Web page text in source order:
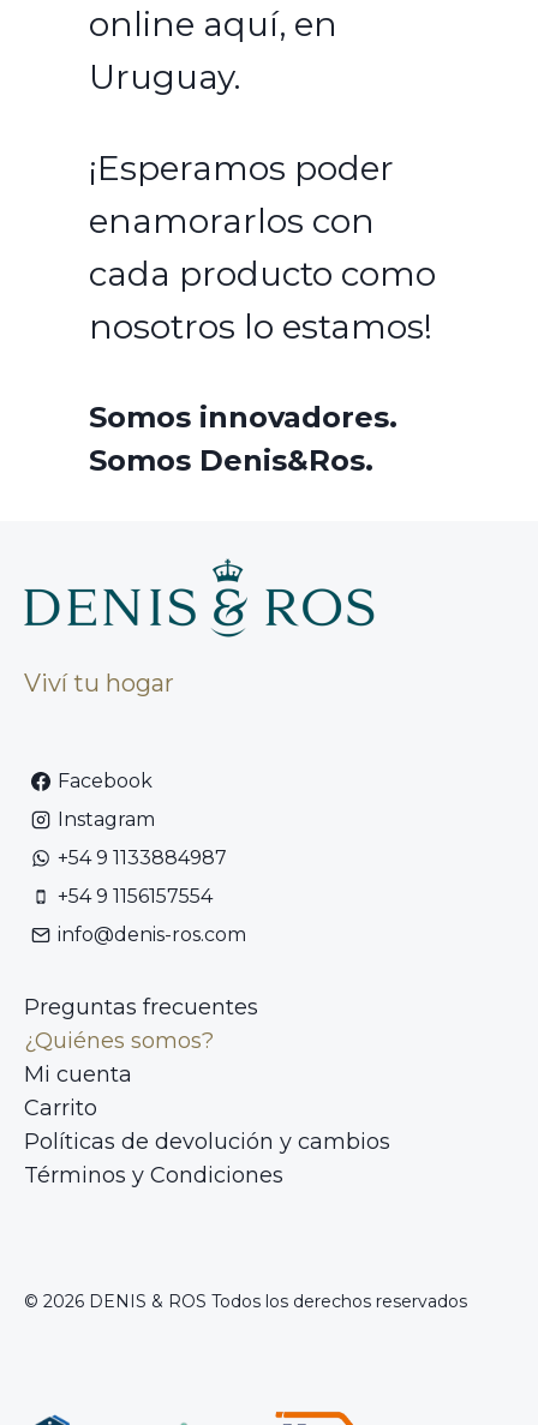
online aquí, en
Uruguay.
¡Esperamos poder
enamorarlos con
cada producto como
nosotros lo estamos!
Somos innovadores.⁣⁣
Somos Denis&Ros.
Viví tu hogar
Facebook
Instagram
+54 9 1133884987
+54 9 1156157554
info@denis-ros.com
Preguntas frecuentes
¿Quiénes somos?
Mi cuenta
Carrito
Políticas de devolución y cambios
Términos y Condiciones
© 2026 DENIS & ROS Todos los derechos reservados